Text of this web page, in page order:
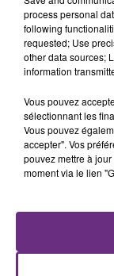
LA
nucléaire
justifiée par
process personal
following
requested; Use
other data sources;
information
Vous pouvez
sélectionnant les
Vous pouvez
accepter". Vos
pouvez mettre à
moment via le lien